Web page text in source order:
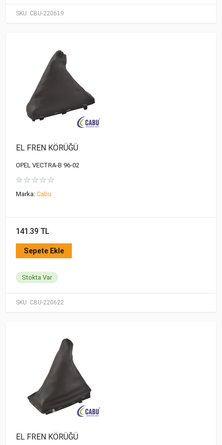
SKU: CBU-220619
SKU: CBU-220622
EL FREN KÖRÜĞÜ
OPEL VECTRA-B 96-02
Marka: Cabu
141.39 TL
Sepete Ekle
Stokta Var
EL FREN KÖRÜĞÜ